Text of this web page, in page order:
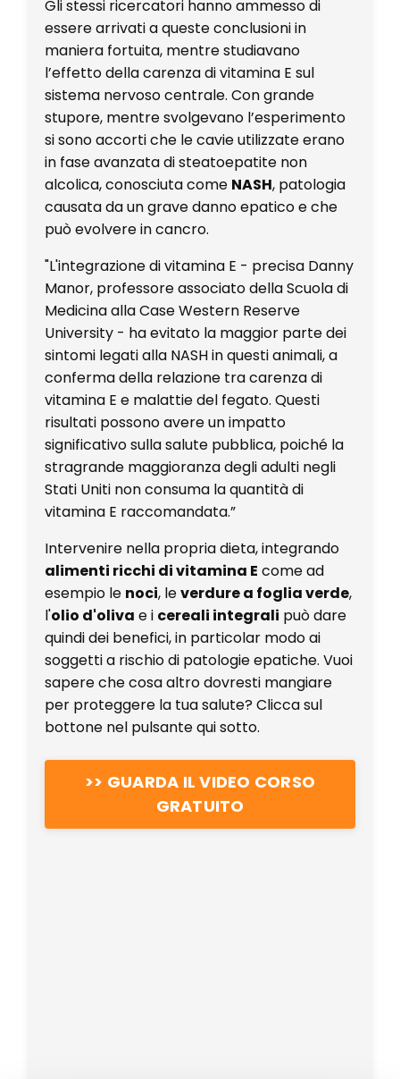
Gli stessi ricercatori hanno ammesso di
essere arrivati a queste conclusioni in
maniera fortuita, mentre studiavano
l’effetto della carenza di vitamina E sul
sistema nervoso centrale. Con grande
stupore, mentre svolgevano l’esperimento
si sono accorti che le cavie utilizzate erano
in fase avanzata di steatoepatite non
alcolica, conosciuta come NASH, patologia
causata da un grave danno epatico e che
può evolvere in cancro.
"L'integrazione di vitamina E - precisa Danny
Manor, professore associato della Scuola di
Medicina alla Case Western Reserve
University - ha evitato la maggior parte dei
sintomi legati alla NASH in questi animali, a
conferma della relazione tra carenza di
vitamina E e malattie del fegato. Questi
risultati possono avere un impatto
significativo sulla salute pubblica, poiché la
stragrande maggioranza degli adulti negli
Stati Uniti non consuma la quantità di
vitamina E raccomandata.”
Intervenire nella propria dieta, integrando
alimenti ricchi di vitamina E come ad
esempio le noci, leverdure a foglia verde,
l'olio d'oliva e i cereali integrali può dare
quindi dei benefici, in particolar modo ai
soggetti a rischio di patologie epatiche. Vuoi
sapere che cosa altro dovresti mangiare
per proteggere la tua salute? Clicca sul
bottone nel pulsante qui sotto.
>> GUARDA IL VIDEO CORSO
GRATUITO